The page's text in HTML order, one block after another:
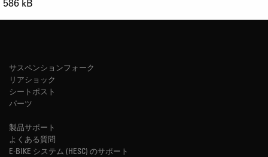
586 kB
サスペンションフォーク
リアショック
シートポスト
パーツ
製品サポート
よくある質問
E-BIKE システム (HESC) のサポート